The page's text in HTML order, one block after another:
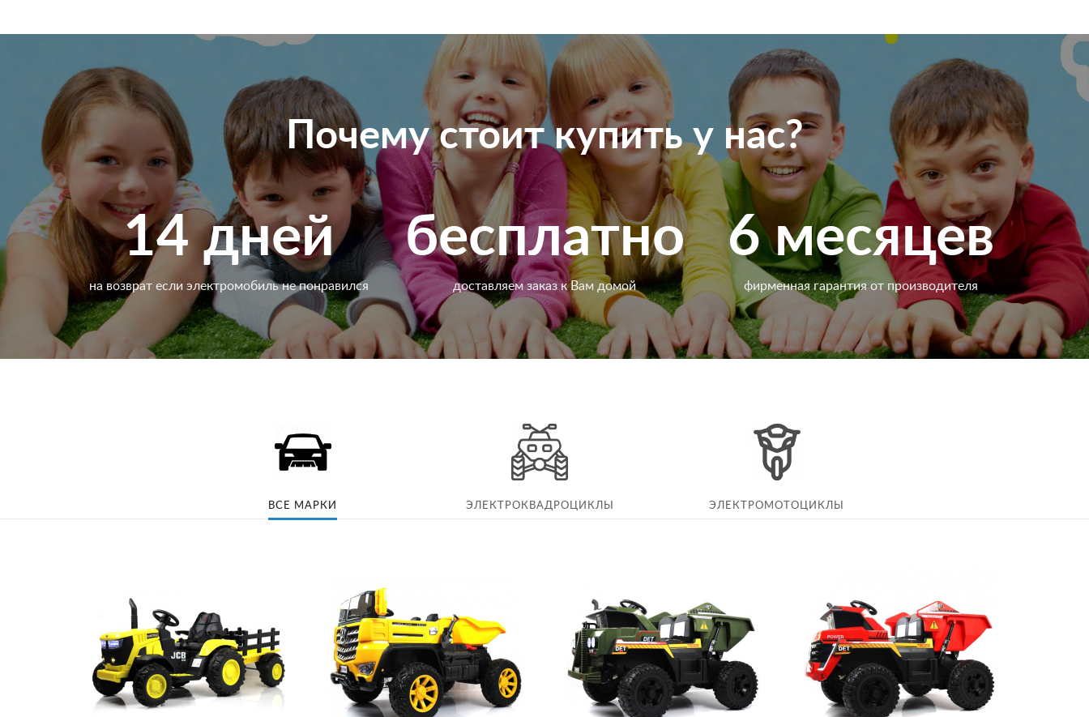
Почему стоит купить у нас?
14 дней
на возврат если электромобиль не понравился
бесплатно
доставляем заказ к Вам домой
6 месяцев
фирменная гарантия от производителя
ВСЕ МАРКИ ЭЛЕКТРОКВАДРОЦИКЛЫ ЭЛЕКТРОМОТОЦИКЛЫ